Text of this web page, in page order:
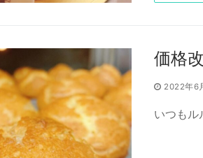
価格
2022年6
いつもル